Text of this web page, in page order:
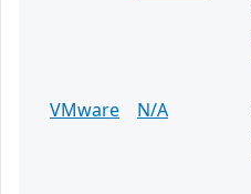
VMware
N/A